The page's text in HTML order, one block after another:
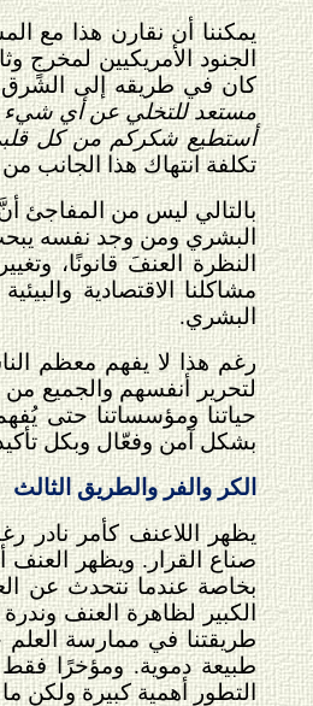
يمكننا أن نقارن هذا مع
الجنود الأمريكيين لمخرجٍ
كان في طريقه إلى
مستعد للتخلي عن أي شيء
أستطيع شكركم من كل قلبي
تكلفة انتهاك هذا الجانب
بالتالي ليس من المفاجئ
البشري ومن وجد نفسه
النظرة العنفَ قانونًا،
مشاكلنا الاقتصادية
البشري.
رغم هذا لا يفهم معظم
لتحرير أنفسهم والجميع
حياتنا ومؤسساتنا حتى
بشكل آمن وفعّال وبكل
الكر والفر والطريق الثالث
يظهر اللاعنف كأمر نادر
صناع القرار. ويظهر العنف
بخاصة عندما نتحدث عن
الكبير لظاهرة العنف
طريقتنا في ممارسة العلم
طبيعة دموية. ومؤخرًا فقط
التطور أهمية كبيرة ولكن